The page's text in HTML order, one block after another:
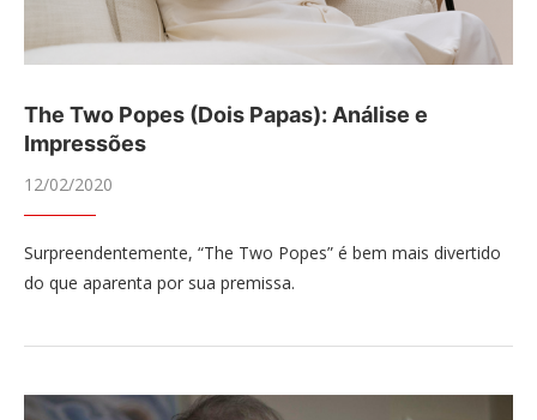
The Two Popes (Dois Papas): Análise e
Impressões
12/02/2020
Surpreendentemente, “The Two Popes” é bem mais divertido
do que aparenta por sua premissa.